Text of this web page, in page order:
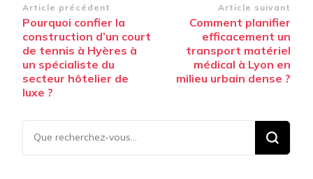
Navigation
d’article
Article précédent
Pourquoi confier la
construction d’un court
de tennis à Hyères à
un spécialiste du
secteur hôtelier de
luxe ?
Article suivant
Comment planifier
efficacement un
transport matériel
médical à Lyon en
milieu urbain dense ?
Vous
recherchiez